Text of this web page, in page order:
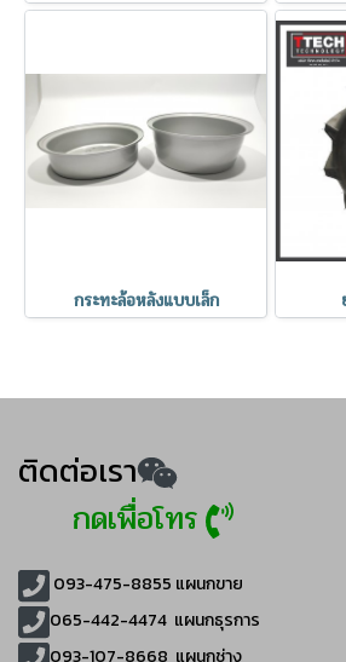
กระทะล้อหลังแบบเล็ก
ติดต่อเรา
กดเพื่อโทร
093-475-8855 แผนกขาย
065-442-4474 แผนกธุรการ
093-107-8668 แผนกช่าง